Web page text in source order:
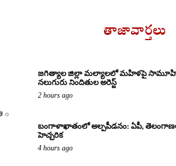
0
తాజావార్తలు
జగిత్యాల జిల్లా మల్యాలలో మహిళపై
నలుగురు నిందితుల అరెస్ట్
2 hours ago
బంగాళాఖాతంలో అల్పపీడనం: ఏపీ,
హెచ్చరిక
4 hours ago